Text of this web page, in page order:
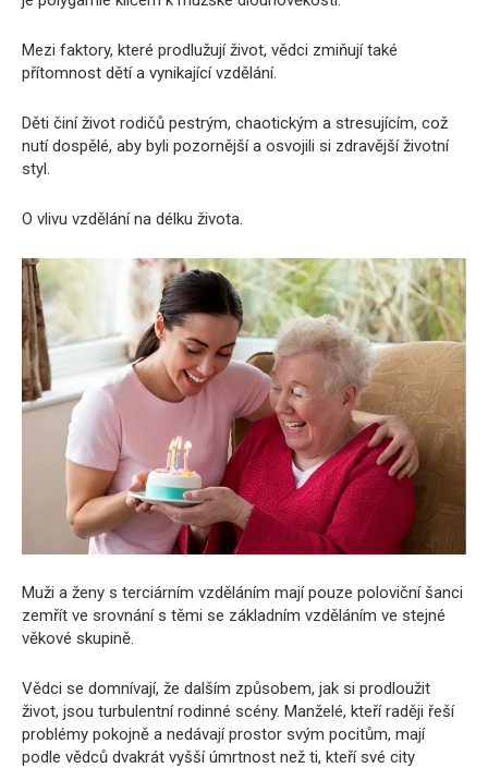
Mezi faktory, které prodlužují život, vědci zmiňují také
přítomnost dětí a vynikající vzdělání.
Děti činí život rodičů pestrým, chaotickým a stresujícím, což
nutí dospělé, aby byli pozornější a osvojili si zdravější životní
styl.
O vlivu vzdělání na délku života.
Muži a ženy s terciárním vzděláním mají pouze poloviční šanci
zemřít ve srovnání s těmi se základním vzděláním ve stejné
věkové skupině.
Vědci se domnívají, že dalším způsobem, jak si prodloužit
život, jsou turbulentní rodinné scény. Manželé, kteří raději řeší
problémy pokojně a nedávají prostor svým pocitům, mají
podle vědců dvakrát vyšší úmrtnost než ti, kteří své city